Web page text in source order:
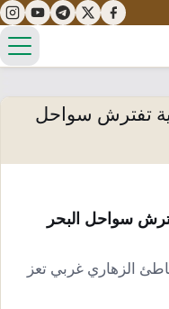
سواحل البحر
الزهاري غربي تعز